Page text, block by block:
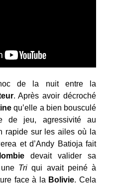
de la nuit entre la
. Après avoir décroché
qu’elle a bien bousculé
de jeu, agressivité au
rapide sur les ailes où la
et d’Andy Batioja fait
devait valider sa
Tri qui avait peiné à
face à la Bolivie. Cela